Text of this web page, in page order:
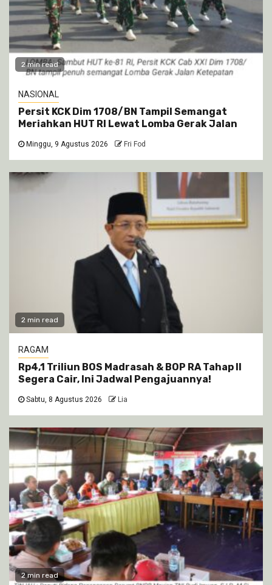
2 min read
NASIONAL
Persit KCK Dim 1708/BN Tampil Semangat
Meriahkan HUT RI Lewat Lomba Gerak Jalan
Minggu, 9 Agustus 2026 Fri Fod
2 min read
RAGAM
Rp4,1 Triliun BOS Madrasah & BOP RA Tahap II
Segera Cair, Ini Jadwal Pengajuannya!
Sabtu, 8 Agustus 2026 Lia
2 min read